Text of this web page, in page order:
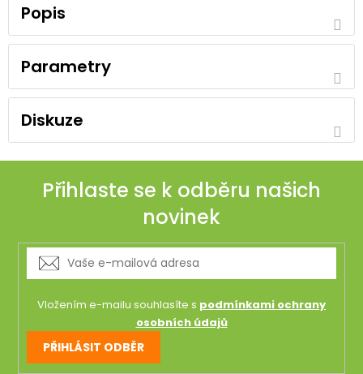
Popis
Parametry
Diskuze
Přihlaste se k odběru našich
novinek
Vložením e-mailu souhlasíte s podmínkami ochrany
osobních údajů
PŘIHLÁSIT ODBĚR